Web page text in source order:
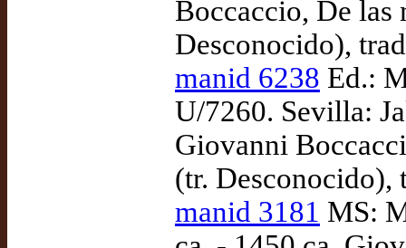
Boccaccio, De las
Desconocido),
manid 6238 Ed.:
U/7260. Sevilla:
Giovanni
(tr. Desconocido),
manid 3181 MS: